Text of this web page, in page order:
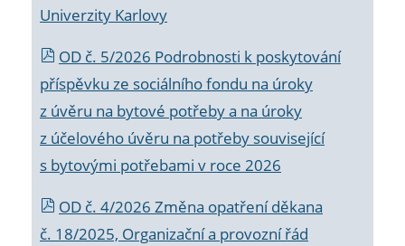
Univerzity Karlovy
OD č. 5/2026 Podrobnosti k poskytování
příspěvku ze sociálního fondu na úroky
z úvěru na bytové potřeby a na úroky
z účelového úvěru na potřeby související
s bytovými potřebami v roce 2026
OD č. 4/2026 Změna opatření děkana
č. 18/2025, Organizační a provozní řád